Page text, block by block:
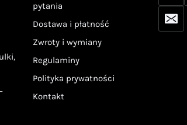
pytania
Dostawa i płatność
Zwroty i wymiany
Regulaminy
Polityka prywatności
Kontakt